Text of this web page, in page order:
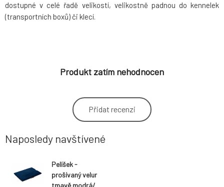
dostupné v celé řadě velikostí, velikostně padnou do kennelek
(transportních boxů) či klecí.
Produkt zatím nehodnocen
Přidat recenzi
Naposledy navštívené
Pelíšek -
prošívaný velur
tmavě modrá/